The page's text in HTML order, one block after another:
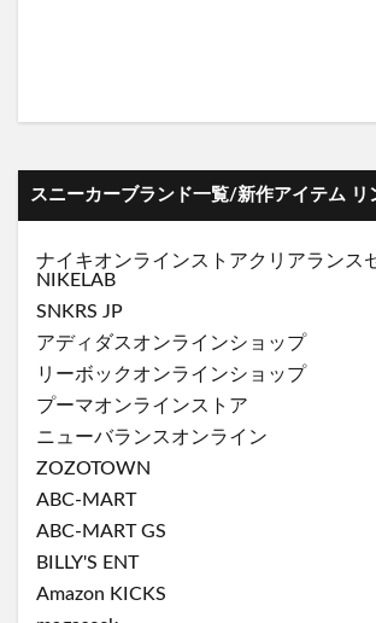
スニーカーブランド一覧/新作アイテム リ
ナイキオンラインストアクリアランス
NIKELAB
SNKRS JP
アディダスオンラインショップ
リーボックオンラインショップ
プーマオンラインストア
ニューバランスオンライン
ZOZOTOWN
ABC-MART
ABC-MART GS
BILLY'S ENT
Amazon KICKS